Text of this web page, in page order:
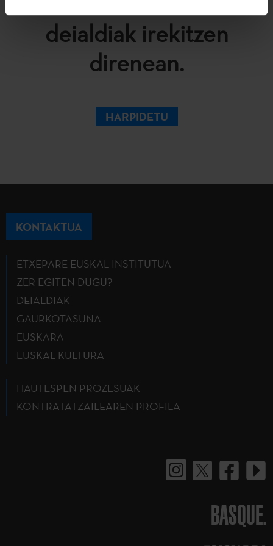
deialdiak irekitzen
direnean.
HARPIDETU
KONTAKTUA
ETXEPARE EUSKAL INSTITUTUA
ZER EGITEN DUGU?
DEIALDIAK
GAURKOTASUNA
EUSKARA
EUSKAL KULTURA
HAUTESPEN PROZESUAK
KONTRATATZAILEAREN PROFILA
BASQUE.